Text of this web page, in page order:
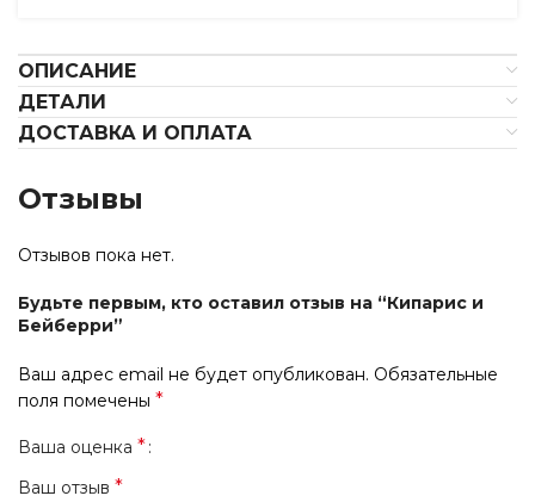
ОПИСАНИЕ
ДЕТАЛИ
ДОСТАВКА И ОПЛАТА
Отзывы
Отзывов пока нет.
Будьте первым, кто оставил отзыв на “Кипарис и
Бейберри”
Ваш адрес email не будет опубликован. Обязательные
поля помечены *
Ваша оценка *
Ваш отзыв *